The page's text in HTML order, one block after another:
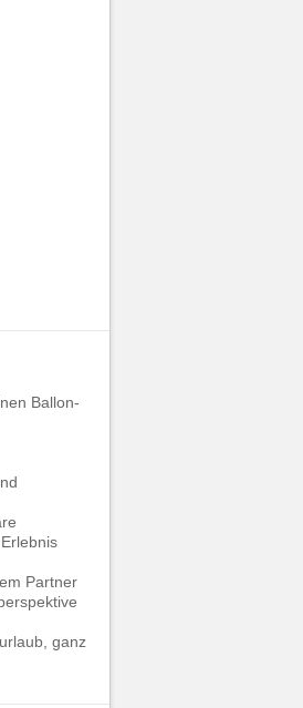
Ballon-
Partner
ganz